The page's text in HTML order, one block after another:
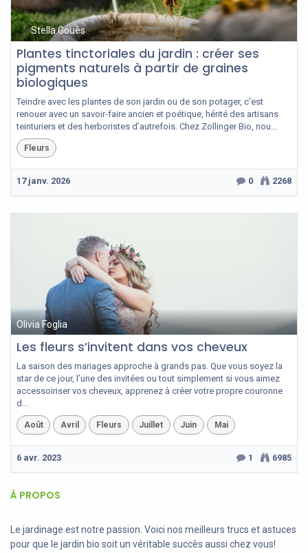
Stella Gouès
Plantes tinctoriales du jardin : créer ses
pigments naturels à partir de graines
biologiques
Teindre avec les plantes de son jardin ou de son potager, c’est
renouer avec un savoir-faire ancien et poétique, hérité des artisans
teinturiers et des herboristes d’autrefois. Chez Zollinger Bio, nou...
Fleurs
17 janv. 2026 0 2268
Olivia Foglia
Les fleurs s’invitent dans vos cheveux
La saison des mariages approche à grands pas. Que vous soyez la
star de ce jour, l’une des invitées ou tout simplement si vous aimez
accessoiriser vos cheveux, apprenez à créer votre propre couronne
d...
Août Avril Fleurs Juillet Juin Mai
6 avr. 2023 1 6985
À PROPOS
Le jardinage est notre passion. Voici nos meilleurs trucs et astuces
pour que le jardin bio soit un véritable succès aussi chez vous!